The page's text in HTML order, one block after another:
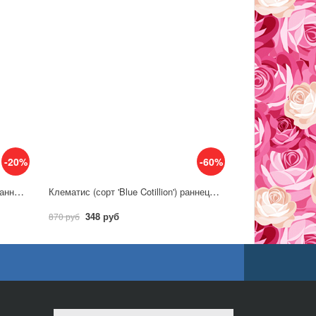
-20%
Клематис (сорт 'Blue Ice Cream') раннецветущий
-60%
Клематис (сорт 'Blue Cotillion') раннецветущий
870 руб 348 руб